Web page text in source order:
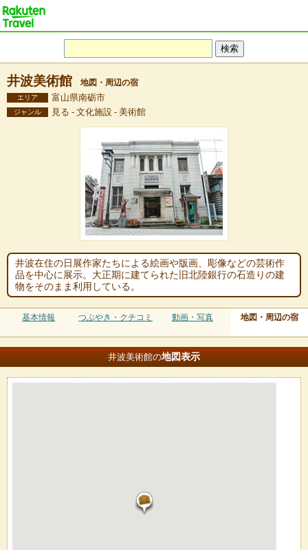
井波美術館 地図・周辺の宿
エリア 富山県南砺市
ジャンル 見る - 文化施設 - 美術館
井波在住の日展作家たちによる絵画や版画、彫像などの芸術作
品を中心に展示。大正期に建てられた旧北陸銀行の石造りの建
物をそのまま利用している。
基本情報 つぶやき・クチコミ 動画・写真 地図・周辺の宿
井波美術館の地図表示